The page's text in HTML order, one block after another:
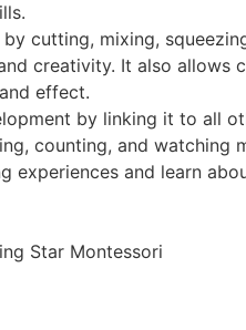
cutting, mixing,
creativity. It also
effect.
by linking it to all
counting, and watching
experiences and learn
Star Montessori